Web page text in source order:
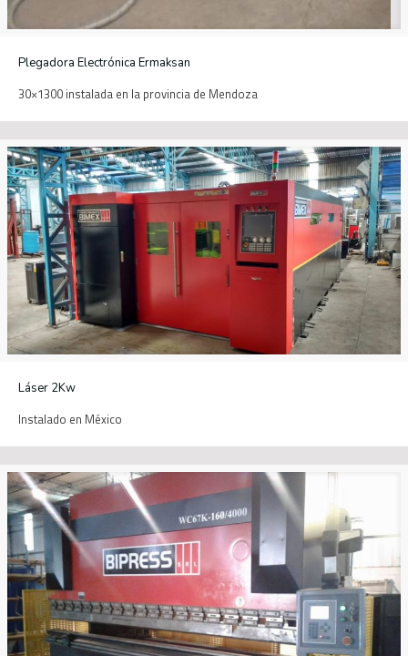
Plegadora Electrónica Ermaksan
30×1300 instalada en la provincia de Mendoza
Láser 2Kw
Instalado en México